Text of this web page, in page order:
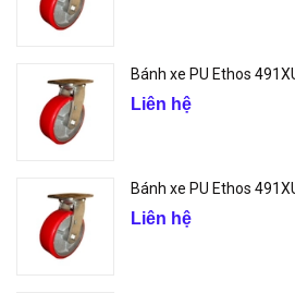
Bánh xe PU Ethos
Liên hệ
Bánh xe PU Ethos
Liên hệ